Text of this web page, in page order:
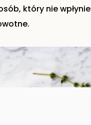
który nie wpłynie